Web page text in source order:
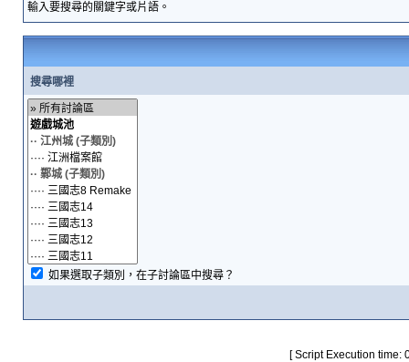
輸入要搜尋的關鍵字或片語。
搜尋哪裡
如果選取子類別，在子討論區中搜尋？
[ Script Execution